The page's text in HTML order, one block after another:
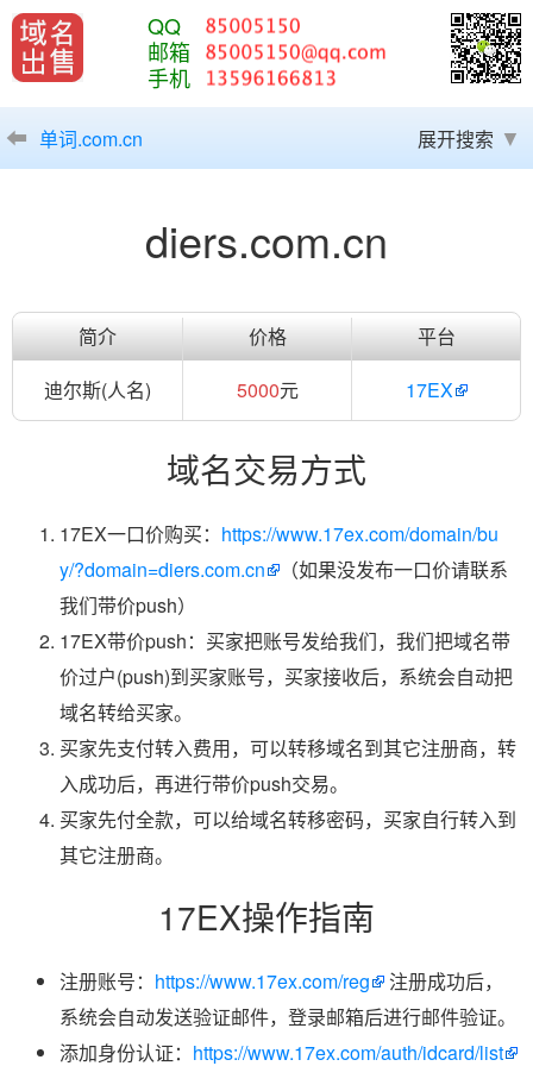
QQ
邮箱
手机
单词.com.cn 展开搜索
diers.com.cn
简介 价格
平台
迪尔斯(人名)
5000元 17EX
域名交易方式
17EX一口价购买： https://www.17ex.com/domain/bu
y/?domain=diers.com.cn
（如果没发布一口价请联系
我们带价push）
17EX带价push：买家把账号发给我们，我们把域名带
价过户(push)到买家账号，买家接收后，系统会自动把
域名转给买家。
买家先支付转入费用，可以转移域名到其它注册商，转
入成功后，再进行带价push交易。
买家先付全款，可以给域名转移密码，买家自行转入到
其它注册商。
17EX操作指南
注册账号： https://www.17ex.com/reg
注册成功后，
系统会自动发送验证邮件，登录邮箱后进行邮件验证。
添加身份认证： https://www.17ex.com/auth/idcard/list